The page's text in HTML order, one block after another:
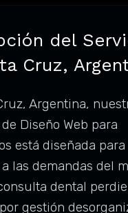
del
Cruz,
Argentina,
Diseño Web para
está diseñada para
las demandas del
dental
gestión